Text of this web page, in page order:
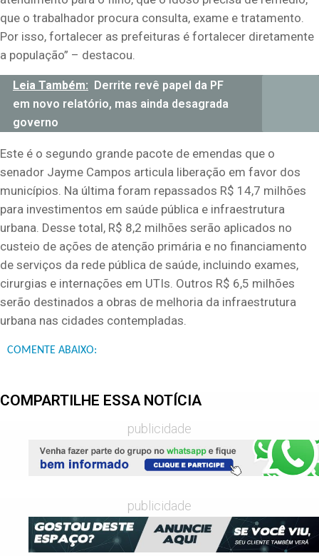
que o trabalhador procura consulta, exame e tratamento.
Por isso, fortalecer as prefeituras é fortalecer diretamente
a população” – destacou.
Leia Também: Derrite revê papel da PF
em novo relatório, mas ainda desagrada
governo
Este é o segundo grande pacote de emendas que o
senador Jayme Campos articula liberação em favor dos
municípios. Na última foram repassados R$ 14,7 milhões
para investimentos em saúde pública e infraestrutura
urbana. Desse total, R$ 8,2 milhões serão aplicados no
custeio de ações de atenção primária e no financiamento
de serviços da rede pública de saúde, incluindo exames,
cirurgias e internações em UTIs. Outros R$ 6,5 milhões
serão destinados a obras de melhoria da infraestrutura
urbana nas cidades contempladas.
COMENTE ABAIXO:
COMPARTILHE ESSA NOTÍCIA
publicidade
publicidade